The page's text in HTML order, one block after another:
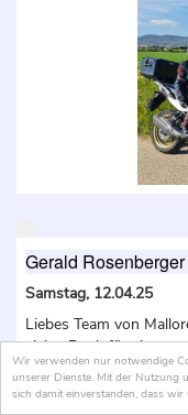
Wir verwenden nur notwendige
unserer Dienste. Mit der Nutzung
sich damit einverstanden, dass wir
Gerald Rosenberger
Samstag, 12.04.25
Liebes Team von
vielen Dank für eine
Woche! Ich konnte drei
Motorräder testen